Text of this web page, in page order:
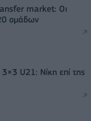
market: Οι
ομάδων
U21: Νίκη επί της